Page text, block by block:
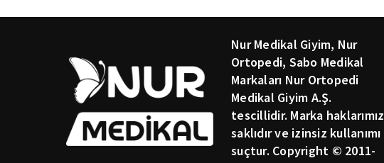
Nur Medikal Giyim, Nur
Ortopedi, Sabo Medikal
Markaları Nur Ortopedi
Medikal Giyim A.Ş.
tescillidir. Marka haklarımız
saklıdır ve izinsiz kullanımı
suçtur. Copyright © 2011-